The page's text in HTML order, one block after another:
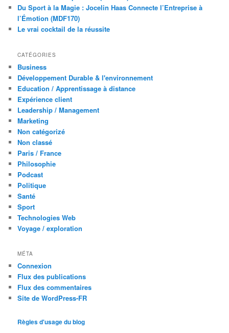
Du Sport à la Magie : Jocelin Haas Connecte l’Entreprise à
l’Émotion (MDF170)
Le vrai cocktail de la réussite
CATÉGORIES
Business
Développement Durable & l'environnement
Education / Apprentissage à distance
Expérience client
Leadership / Management
Marketing
Non catégorizé
Non classé
Paris / France
Philosophie
Podcast
Politique
Santé
Sport
Technologies Web
Voyage / exploration
MÉTA
Connexion
Flux des publications
Flux des commentaires
Site de WordPress-FR
Règles d'usage du blog